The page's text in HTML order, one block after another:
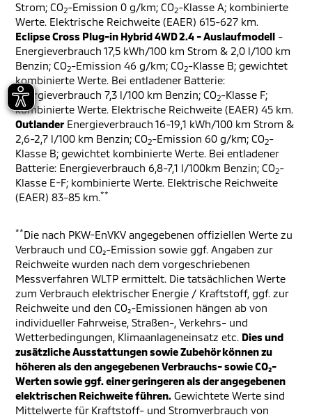
Strom; CO2-Emission 0 g/km; CO2-Klasse A; kombinierte
Werte. Elektrische Reichweite (EAER) 615-627 km.
Eclipse Cross Plug-in Hybrid 4WD 2.4 - Auslaufmodell -
Energieverbrauch 17,5 kWh/100 km Strom & 2,0 l/100 km
Benzin; CO2-Emission 46 g/km; CO2-Klasse B; gewichtet
kombinierte Werte. Bei entladener Batterie:
Energieverbrauch 7,3 l/100 km Benzin; CO2-Klasse F;
kombinierte Werte. Elektrische Reichweite (EAER) 45 km.
Outlander Energieverbrauch 16-19,1 kWh/100 km Strom &
2,6-2,7 l/100 km Benzin; CO2-Emission 60 g/km; CO2-
Klasse B; gewichtet kombinierte Werte. Bei entladener
Batterie: Energieverbrauch 6,8-7,1 l/100km Benzin; CO2-
Klasse E-F; kombinierte Werte. Elektrische Reichweite
(EAER) 83-85 km.**
**Die nach PKW-EnVKV angegebenen offiziellen Werte zu
Verbrauch und CO₂-Emission sowie ggf. Angaben zur
Reichweite wurden nach dem vorgeschriebenen
Messverfahren WLTP ermittelt. Die tatsächlichen Werte
zum Verbrauch elektrischer Energie / Kraftstoff, ggf. zur
Reichweite und den CO₂-Emissionen hängen ab von
individueller Fahrweise, Straßen-, Verkehrs- und
Wetterbedingungen, Klimaanlageneinsatz etc. Dies und
zusätzliche Ausstattungen sowie Zubehör können zu
höheren als den angegebenen Verbrauchs- sowie CO₂-
Werten sowie ggf. einer geringeren als der angegebenen
elektrischen Reichweite führen. Gewichtete Werte sind
Mittelwerte für Kraftstoff- und Stromverbrauch von